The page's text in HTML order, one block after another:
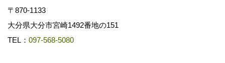
〒870-1133
大分県大分市宮崎1492番地の151
TEL： 097-568-5080